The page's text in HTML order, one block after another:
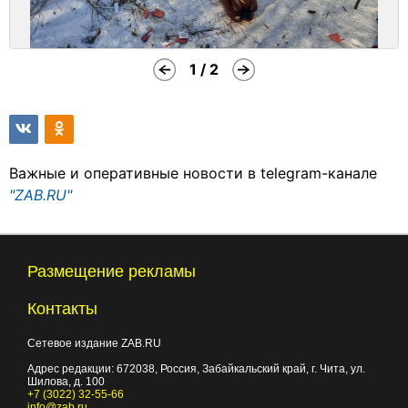
1 / 2
Важные и оперативные новости в telegram-канале
"ZAB.RU"
Размещение рекламы
Контакты
Сетевое издание ZAB.RU
Адрес редакции: 672038, Россия, Забайкальский край, г. Чита, ул.
Шилова, д. 100
+7 (3022) 32-55-66